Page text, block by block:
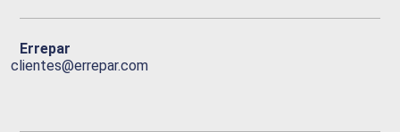
Errepar
clientes@errepar.com